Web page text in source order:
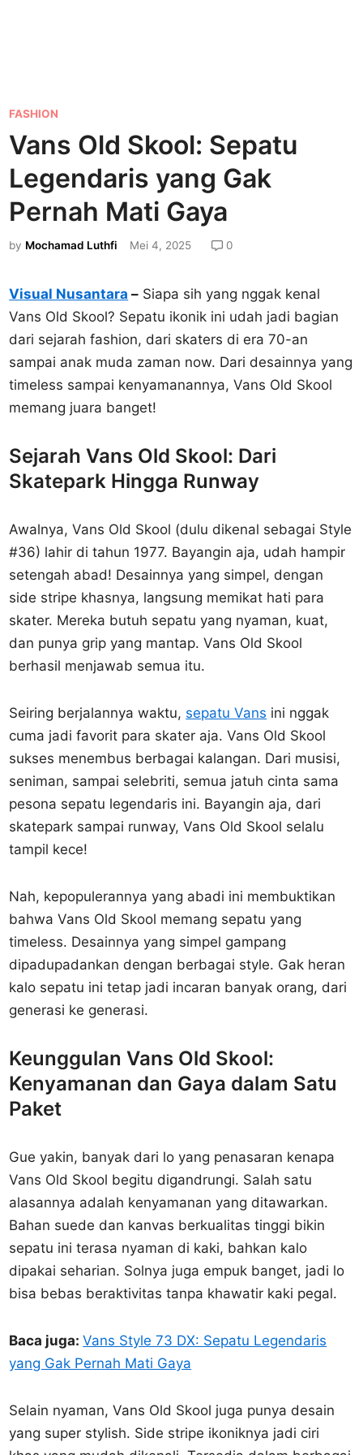
P
o
s
e
d
i
FASHION
Vans Old Skool: Sepatu
Legendaris yang Gak
Pernah Mati Gaya
by Mochamad Luthfi Mei 4, 2025 0
Visual Nusantara – Siapa sih yang nggak kenal
Vans Old Skool? Sepatu ikonik ini udah jadi bagian
dari sejarah fashion, dari skaters di era 70-an
sampai anak muda zaman now. Dari desainnya yang
timeless sampai kenyamanannya, Vans Old Skool
memang juara banget!
Sejarah Vans Old Skool: Dari
Skatepark Hingga Runway
Awalnya, Vans Old Skool (dulu dikenal sebagai Style
#36) lahir di tahun 1977. Bayangin aja, udah hampir
setengah abad! Desainnya yang simpel, dengan
side stripe khasnya, langsung memikat hati para
skater. Mereka butuh sepatu yang nyaman, kuat,
dan punya grip yang mantap. Vans Old Skool
berhasil menjawab semua itu.
Seiring berjalannya waktu, sepatu Vans ini nggak
cuma jadi favorit para skater aja. Vans Old Skool
sukses menembus berbagai kalangan. Dari musisi,
seniman, sampai selebriti, semua jatuh cinta sama
pesona sepatu legendaris ini. Bayangin aja, dari
skatepark sampai runway, Vans Old Skool selalu
tampil kece!
Nah, kepopulerannya yang abadi ini membuktikan
bahwa Vans Old Skool memang sepatu yang
timeless. Desainnya yang simpel gampang
dipadupadankan dengan berbagai style. Gak heran
kalo sepatu ini tetap jadi incaran banyak orang, dari
generasi ke generasi.
Keunggulan Vans Old Skool:
Kenyamanan dan Gaya dalam Satu
Paket
Gue yakin, banyak dari lo yang penasaran kenapa
Vans Old Skool begitu digandrungi. Salah satu
alasannya adalah kenyamanan yang ditawarkan.
Bahan suede dan kanvas berkualitas tinggi bikin
sepatu ini terasa nyaman di kaki, bahkan kalo
dipakai seharian. Solnya juga empuk banget, jadi lo
bisa bebas beraktivitas tanpa khawatir kaki pegal.
Baca juga:Vans Style 73 DX: Sepatu Legendaris
yang Gak Pernah Mati Gaya
Selain nyaman, Vans Old Skool juga punya desain
yang super stylish. Side stripe ikoniknya jadi ciri